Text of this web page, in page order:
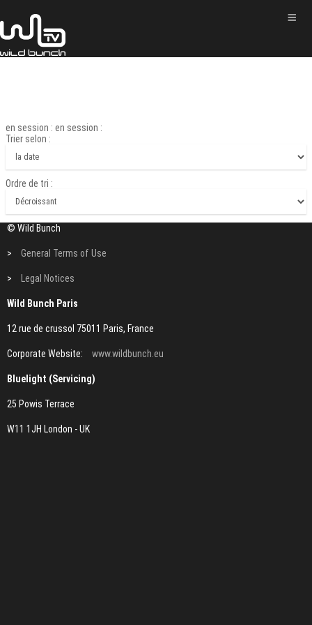
en session : en session :
Trier selon :
Ordre de tri :
© Wild Bunch
> General Terms of Use
> Legal Notices
Wild Bunch Paris
12 rue de crussol 75011 Paris, France
Corporate Website: www.wildbunch.eu
Bluelight (Servicing)
25 Powis Terrace
W11 1JH London - UK